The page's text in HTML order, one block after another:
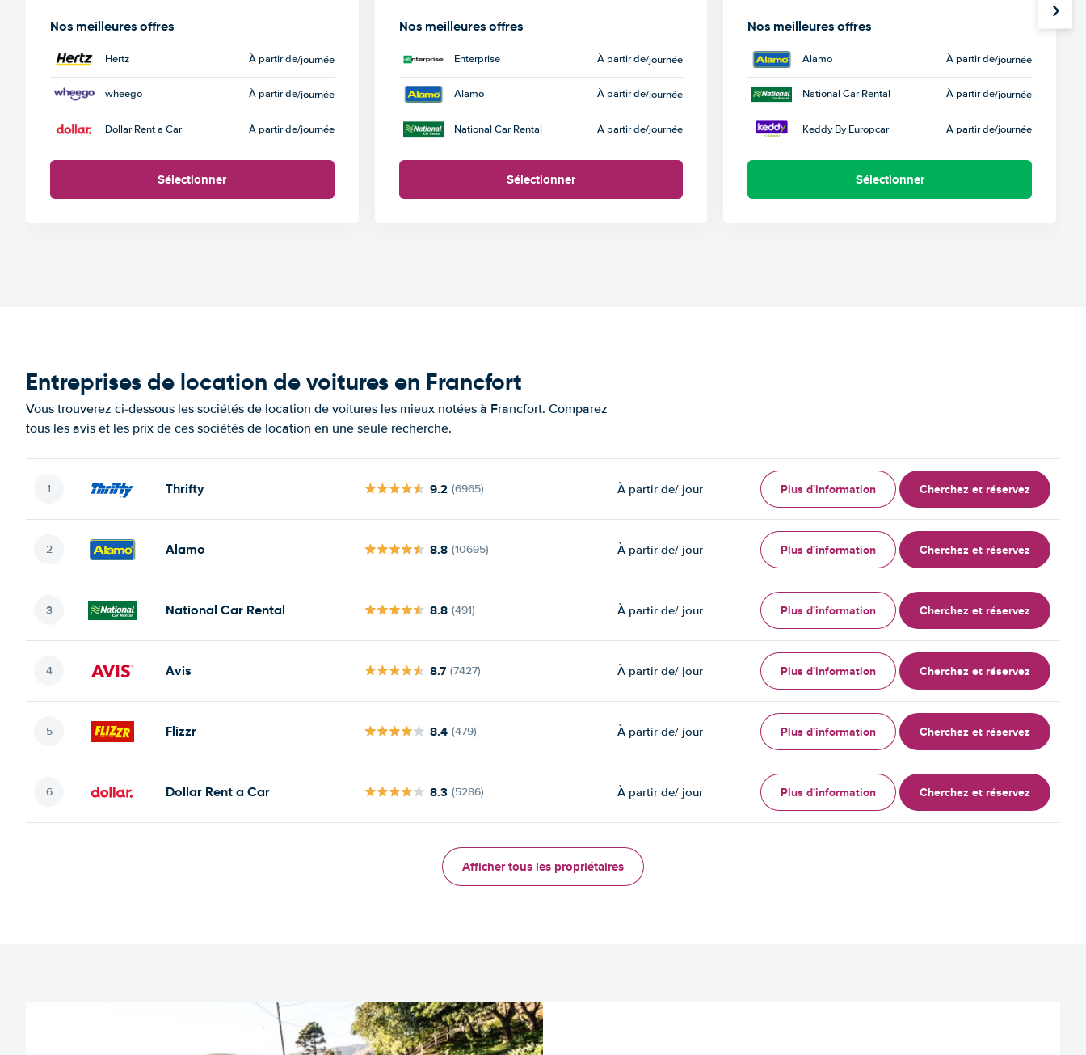
Nos meilleures offres
Hertz À partir de/journée
wheego À partir de/journée
Dollar Rent a Car À partir de/journée
Sélectionner
Nos meilleures offres
Enterprise À partir de/journée
Alamo À partir de/journée
National Car Rental À partir de/journée
Sélectionner
Nos meilleures offres
Alamo À partir de/journée
National Car Rental À partir de/journée
Keddy By Europcar À partir de/journée
Sélectionner
Entreprises de location de voitures en Francfort
Vous trouverez ci-dessous les sociétés de location de voitures les mieux notées à Francfort. Comparez
tous les avis et les prix de ces sociétés de location en une seule recherche.
Thrifty 9.2 (6965) À partir de/ jour Plus d'information Cherchez et réservez
Alamo 8.8 (10695) À partir de/ jour Plus d'information Cherchez et réservez
National Car Rental 8.8 (491) À partir de/ jour Plus d'information Cherchez et réservez
Avis 8.7 (7427) À partir de/ jour Plus d'information Cherchez et réservez
Flizzr 8.4 (479) À partir de/ jour Plus d'information Cherchez et réservez
Dollar Rent a Car 8.3 (5286) À partir de/ jour Plus d'information Cherchez et réservez
Afficher tous les propriétaires